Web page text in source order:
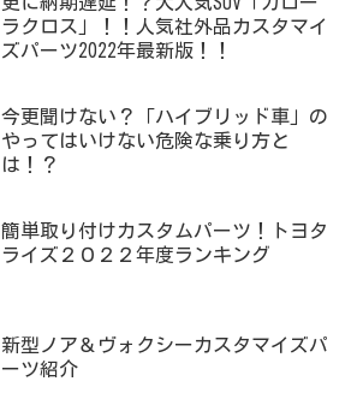
ラクロス」！！人気社外品カスタマイ
ズパーツ2022年最新版！！
今更聞けない？「ハイブリッド車」の
やってはいけない危険な乗り方と
は！？
簡単取り付けカスタムパーツ！トヨタ
ライズ２０２２年度ランキング
新型ノア＆ヴォクシーカスタマイズパ
ーツ紹介